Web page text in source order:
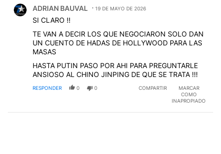
ADRIAN BAUVAL 19 DE MAYO DE 2026
SI CLARO !!
TE VAN A DECIR LOS QUE NEGOCIARON SOLO DAN
UN CUENTO DE HADAS DE HOLLYWOOD PARA LAS
MASAS
HASTA PUTIN PASO POR AHI PARA PREGUNTARLE
ANSIOSO AL CHINO JINPING DE QUE SE TRATA !!!
RESPONDER 0 0 COMPARTIR
MARCAR
COMO
INAPROPIADO